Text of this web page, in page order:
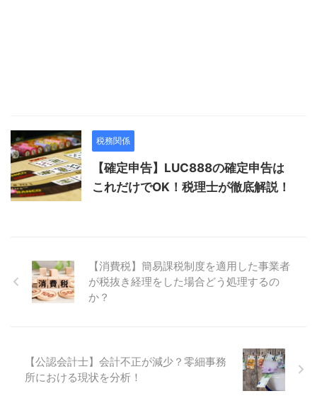
税務関係
【確定申告】LUC888の確定申告は
これだけでOK！税理士が徹底解説！
【消費税】簡易課税制度を適用した事業者
が税抜き経理をした場合どう処理するの
か？
【公認会計士】会計不正が減少？零細事務
所における現状を分析！